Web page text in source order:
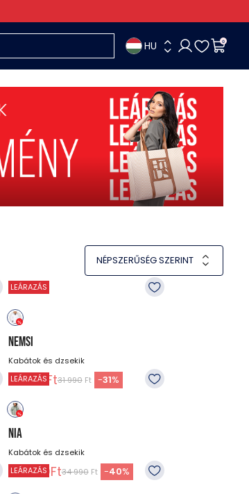
HU 0
NÉPSZERŰSÉG SZERINT
LEÁRAZÁS
NEMSI
Kabátok és dzsekik
21 990Ft31 990Ft -31%
LEÁRAZÁS
NIA
Kabátok és dzsekik
20 990Ft34 990Ft -40%
LEÁRAZÁS